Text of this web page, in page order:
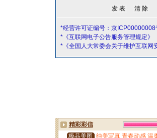
*经营许可证编号：京ICP00000008
*《互联网电子公告服务管理规定》
*《全国人大常委会关于维护互联网